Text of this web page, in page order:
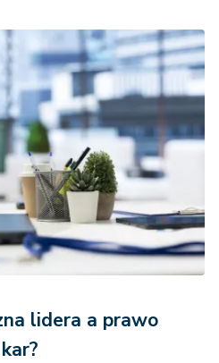
lidera a prawo